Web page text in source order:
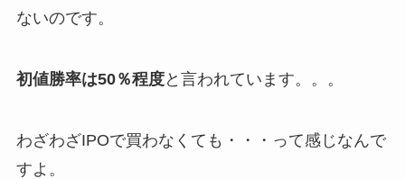
ないのです。
初値勝率は50％程度と言われています。。。
わざわざIPOで買わなくても・・・って感じなんで
すよ。